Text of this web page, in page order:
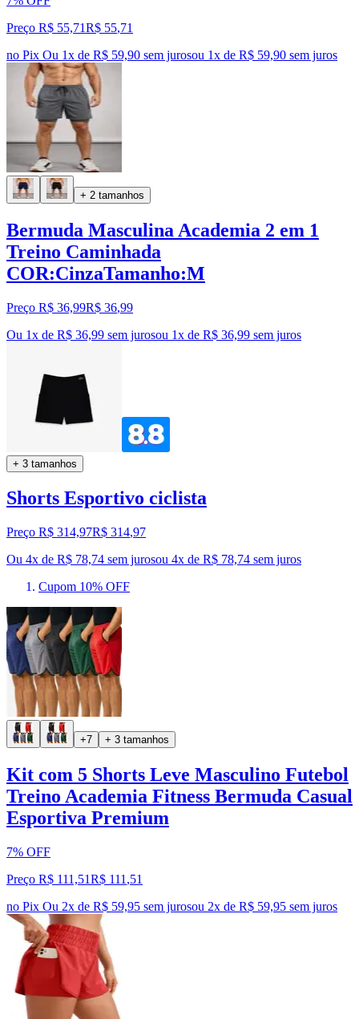
Preço R$ 55,71R$ 55,71
no Pix Ou 1x de R$ 59,90 sem jurosou 1x de R$ 59,90 sem juros
+ 2 tamanhos
Bermuda Masculina Academia 2 em 1
Treino Caminhada
COR:CinzaTamanho:M
Preço R$ 36,99R$ 36,99
Ou 1x de R$ 36,99 sem jurosou 1x de R$ 36,99 sem juros
+ 3 tamanhos
Shorts Esportivo ciclista
Preço R$ 314,97R$ 314,97
Ou 4x de R$ 78,74 sem jurosou 4x de R$ 78,74 sem juros
Cupom 10% OFF
+7 + 3 tamanhos
Kit com 5 Shorts Leve Masculino Futebol
Treino Academia Fitness Bermuda Casual
Esportiva Premium
7% OFF
Preço R$ 111,51R$ 111 ,51
no Pix Ou 2x de R$ 59,95 sem jurosou 2x de R$ 59,95 sem juros